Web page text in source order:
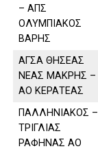
– ΑΠΣ
ΟΛΥΜΠΙΑΚΟΣ
ΒΑΡΗΣ
ΑΓΣΑ ΘΗΣΕΑΣ
ΝΕΑΣ ΜΑΚΡΗΣ –
ΑΟ ΚΕΡΑΤΕΑΣ
ΠΑΛΛΗΝΙΑΚΟΣ –
ΤΡΙΓΛΙΑΣ
ΡΑΦΗΝΑΣ ΑΟ